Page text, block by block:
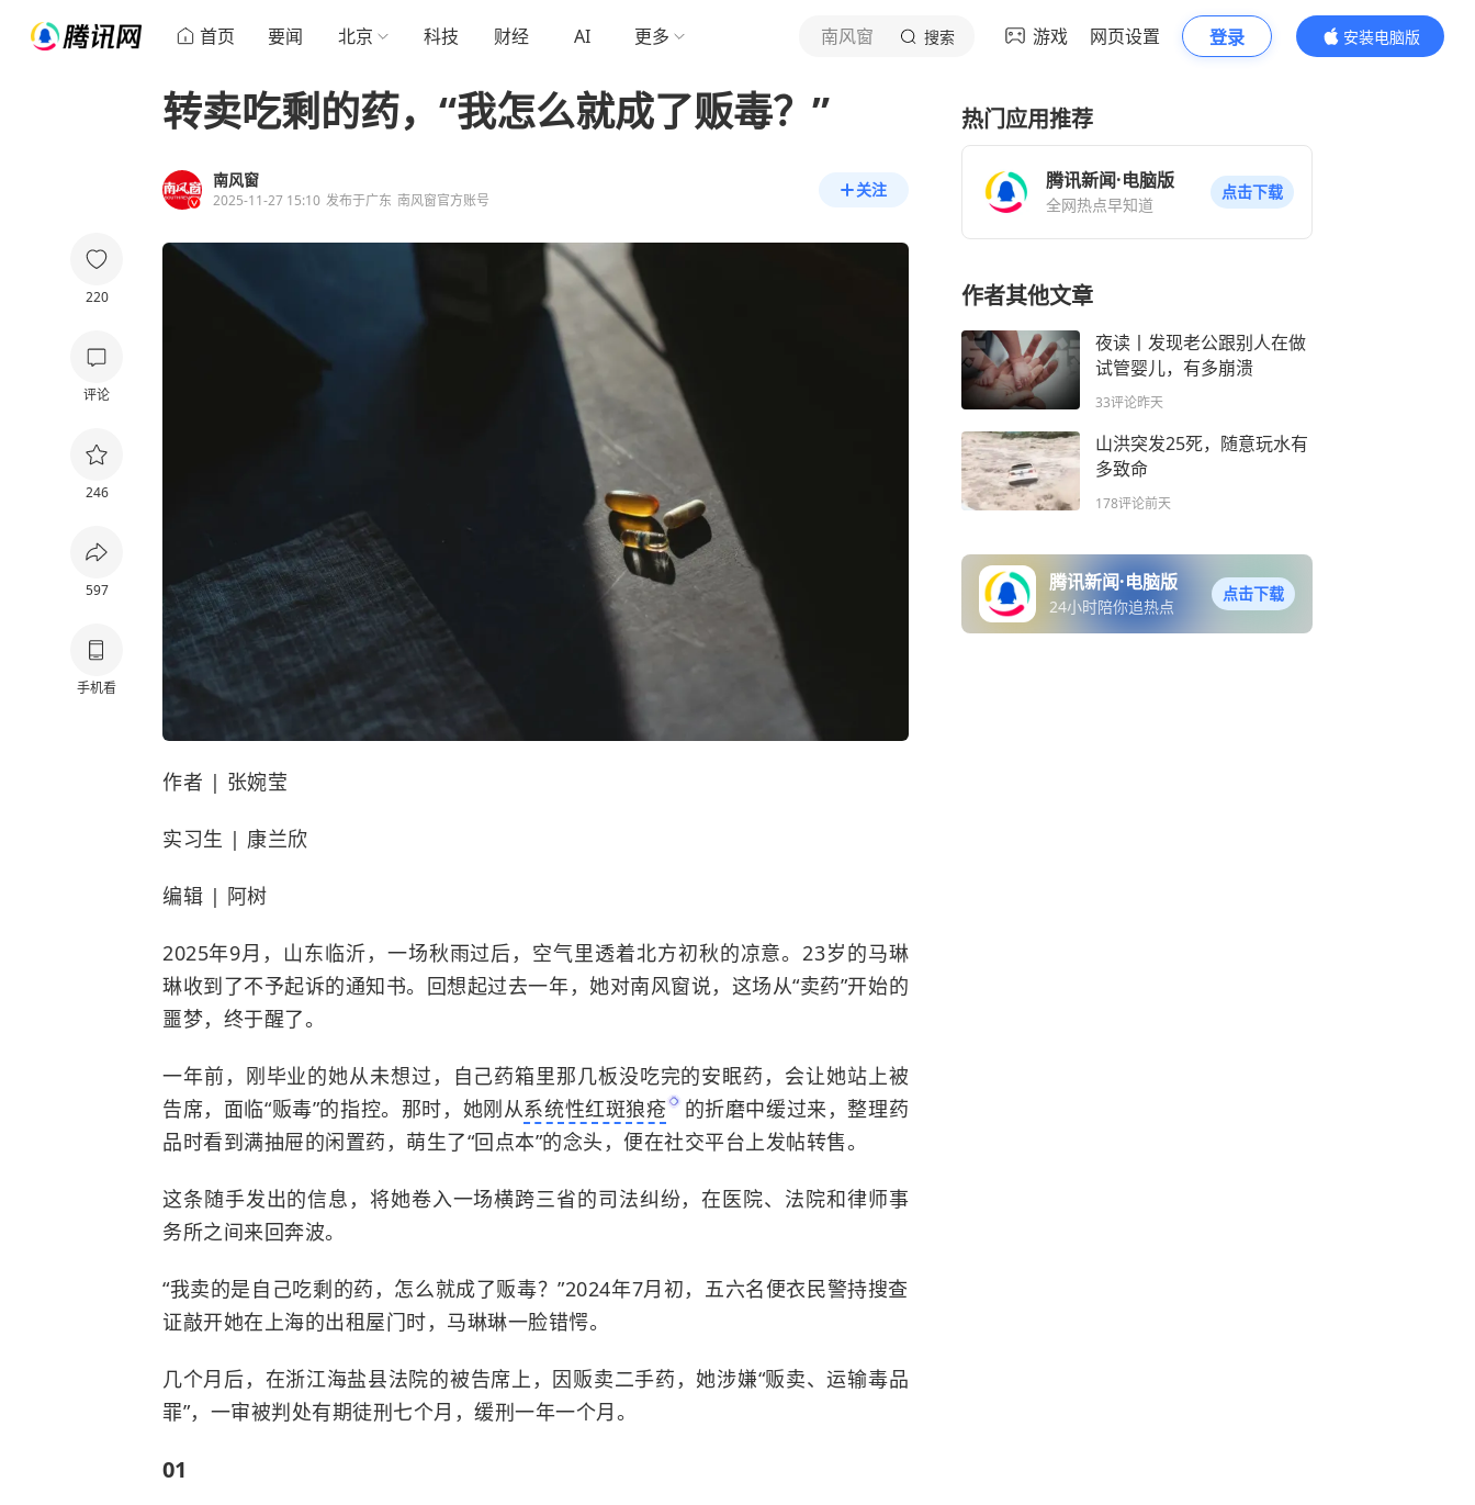
首页 要闻 北京 科技 财经 AI 更多 南风窗 搜索 游戏 网页设置 登录
安装电脑版
内容更精彩
220
评论
246
597
手机看
转卖吃剩的药，“我怎么就成了贩毒？”
南风窗
2025-11-27 15:10 发布于广东 南风窗官方账号
关注
作者 | 张婉莹
实习生 | 康兰欣
编辑 | 阿树
2025年9月，山东临沂，一场秋雨过后，空气里透着北方初秋的凉意。23岁的马琳
琳收到了不予起诉的通知书。回想起过去一年，她对南风窗说，这场从“卖药”开始的
噩梦，终于醒了。
一年前，刚毕业的她从未想过，自己药箱里那几板没吃完的安眠药，会让她站上被
告席，面临“贩毒”的指控。那时，她刚从系统性红斑狼疮
的折磨中缓过来，整理药
品时看到满抽屉的闲置药，萌生了“回点本”的念头，便在社交平台上发帖转售。
这条随手发出的信息，将她卷入一场横跨三省的司法纠纷，在医院、法院和律师事
务所之间来回奔波。
“我卖的是自己吃剩的药，怎么就成了贩毒？”2024年7月初，五六名便衣民警持搜查
证敲开她在上海的出租屋门时，马琳琳一脸错愕。
几个月后，在浙江海盐县法院的被告席上，因贩卖二手药，她涉嫌“贩卖、运输毒品
罪”，一审被判处有期徒刑七个月，缓刑一年一个月。
01
热门应用推荐
腾讯新闻·电脑版
全网热点早知道
点击下载
作者其他文章
夜读丨发现老公跟别人在做
试管婴儿，有多崩溃
33评论昨天
山洪突发25死，随意玩水有
多致命
178评论前天
腾讯新闻·电脑版
24小时陪你追热点
点击下载